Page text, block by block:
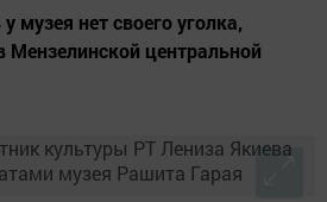
музея нет своего уголка,
Мензелинской центральной